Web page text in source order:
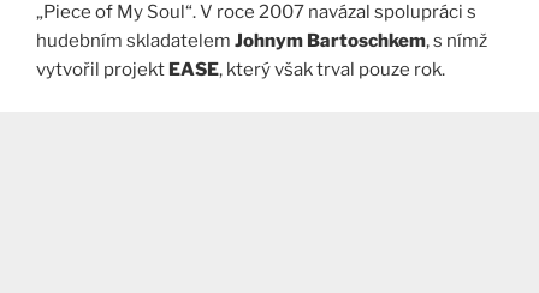
„Piece of My Soul“. V roce 2007 navázal spolupráci s
hudebním skladatelem Johnym Bartoschkem, s nímž
vytvořil projekt EASE, který však trval pouze rok.